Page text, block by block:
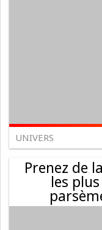
UNIVERS
Prenez de
les